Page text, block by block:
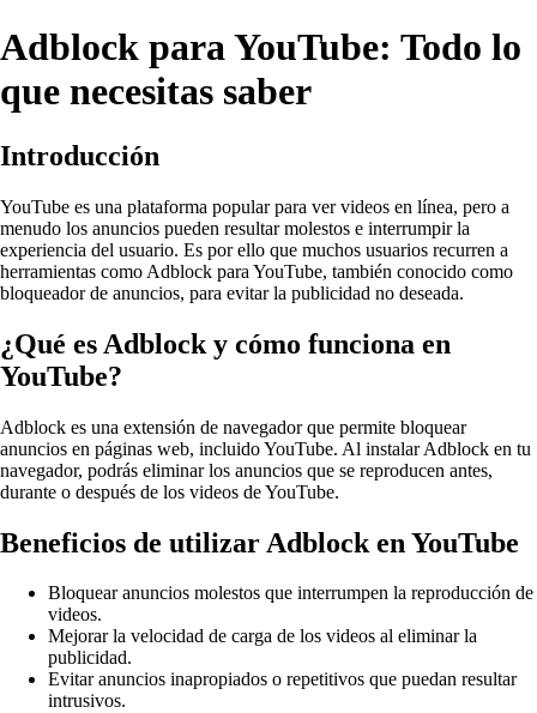
Adblock para YouTube: Todo lo
que necesitas saber
Introducción
YouTube es una plataforma popular para ver videos en línea, pero a
menudo los anuncios pueden resultar molestos e interrumpir la
experiencia del usuario. Es por ello que muchos usuarios recurren a
herramientas como Adblock para YouTube, también conocido como
bloqueador de anuncios, para evitar la publicidad no deseada.
¿Qué es Adblock y cómo funciona en
YouTube?
Adblock es una extensión de navegador que permite bloquear
anuncios en páginas web, incluido YouTube. Al instalar Adblock en tu
navegador, podrás eliminar los anuncios que se reproducen antes,
durante o después de los videos de YouTube.
Beneficios de utilizar Adblock en YouTube
Bloquear anuncios molestos que interrumpen la reproducción de
videos.
Mejorar la velocidad de carga de los videos al eliminar la
publicidad.
Evitar anuncios inapropiados o repetitivos que puedan resultar
intrusivos.